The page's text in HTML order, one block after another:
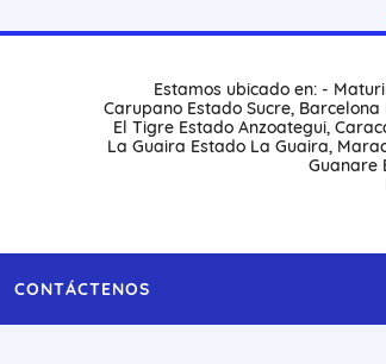
Estamos ubicado en: -
Carupano Estado Sucre,
El Tigre Estado Anzoategui,
La Guaira Estado La Guaira,
Guanare
CONTÁCTENOS